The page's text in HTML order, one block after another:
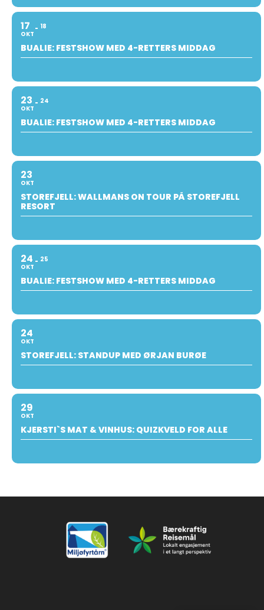
17
OKT
18
BUALIE: FESTSHOW MED 4-RETTERS MIDDAG
23
OKT
24
BUALIE: FESTSHOW MED 4-RETTERS MIDDAG
23
OKT
STOREFJELL: WALLMANS ON TOUR PÅ STOREFJELL
RESORT
24
OKT
25
BUALIE: FESTSHOW MED 4-RETTERS MIDDAG
24
OKT
STOREFJELL: STANDUP MED ØRJAN BURØE
29
OKT
KJERSTI`S MAT & VINHUS: QUIZKVELD FOR ALLE